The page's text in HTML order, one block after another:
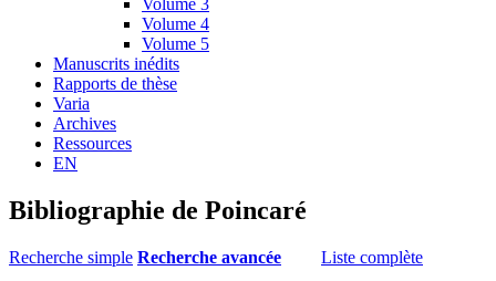
Volume 3
Volume 4
Volume 5
Manuscrits inédits
Rapports de thèse
Varia
Archives
Ressources
EN
Bibliographie de Poincaré
Recherche simple Recherche avancée Liste complète